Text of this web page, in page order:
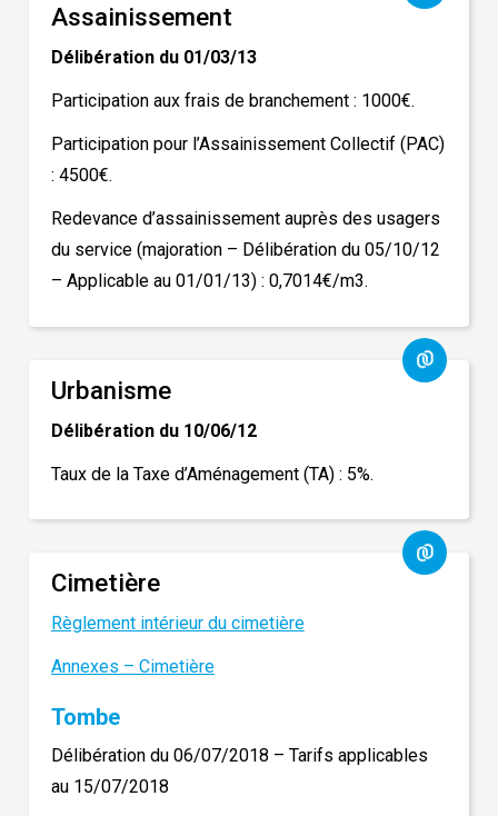
Assainissement
Délibération du 01/03/13
Participation aux frais de branchement : 1000€.
Participation pour l’Assainissement Collectif (PAC)
: 4500€.
Redevance d’assainissement auprès des usagers
du service (majoration – Délibération du 05/10/12
– Applicable au 01/01/13) : 0,7014€/m3.
Urbanisme
Délibération du 10/06/12
Taux de la Taxe d’Aménagement (TA) : 5%.
Cimetière
Règlement intérieur du cimetière
Annexes – Cimetière
Tombe
Délibération du 06/07/2018 – Tarifs applicables
au 15/07/2018